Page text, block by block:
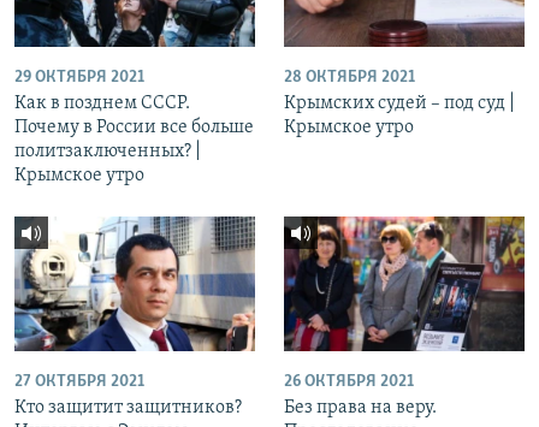
29 ОКТЯБРЯ 2021
Как в позднем СССР.
Почему в России все больше
политзаключенных? |
Крымское утро
28 ОКТЯБРЯ 2021
Крымских судей – под суд |
Крымское утро
27 ОКТЯБРЯ 2021
Кто защитит защитников?
26 ОКТЯБРЯ 2021
Без права на веру.